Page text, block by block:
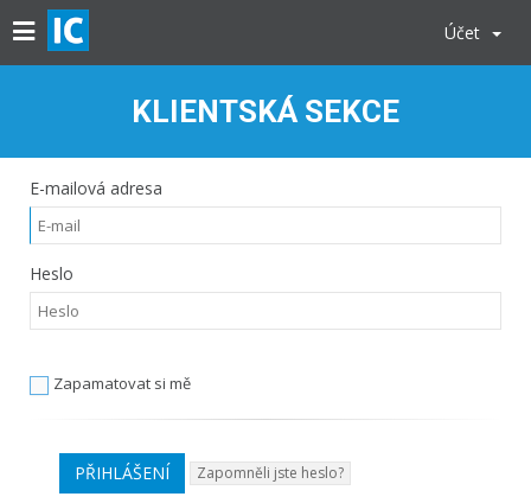
Účet
KLIENTSKÁ SEKCE
E-mailová adresa
Heslo
Zapamatovat si mě
Zapomněli jste heslo?